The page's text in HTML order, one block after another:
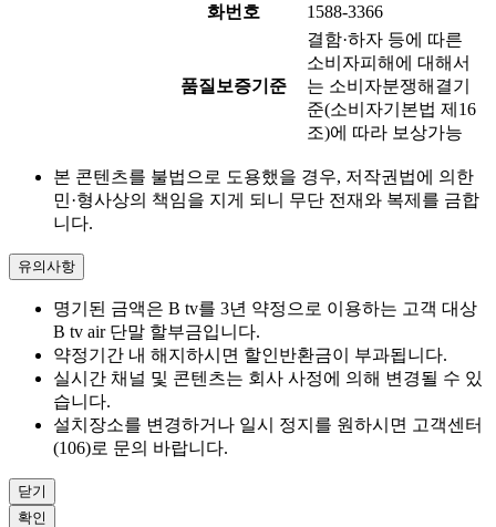
화번호
1588-3366
품질보증기준
결함·하자 등에 따른
소비자피해에 대해서
는 소비자분쟁해결기
준(소비자기본법 제16
조)에 따라 보상가능
본 콘텐츠를 불법으로 도용했을 경우, 저작권법에 의한
민·형사상의 책임을 지게 되니 무단 전재와 복제를 금합
니다.
유의사항
명기된 금액은 B tv를 3년 약정으로 이용하는 고객 대상
B tv air 단말 할부금입니다.
약정기간 내 해지하시면 할인반환금이 부과됩니다.
실시간 채널 및 콘텐츠는 회사 사정에 의해 변경될 수 있
습니다.
설치장소를 변경하거나 일시 정지를 원하시면 고객센터
(106)로 문의 바랍니다.
닫기
확인